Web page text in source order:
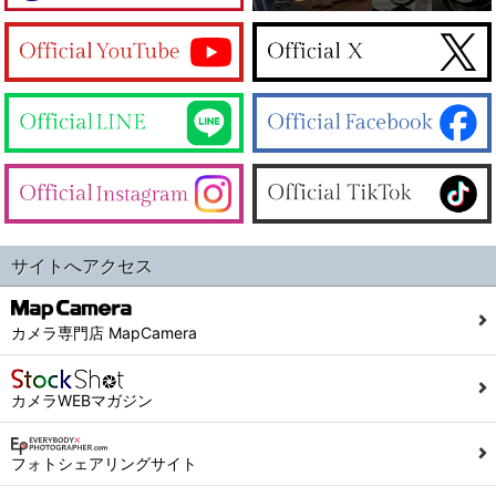
サイトへアクセス
カメラ専門店 MapCamera
カメラWEBマガジン
フォトシェアリングサイト